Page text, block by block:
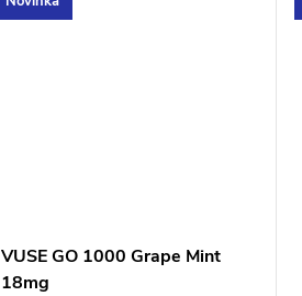
VUSE GO 1000 Grape Mint
18mg